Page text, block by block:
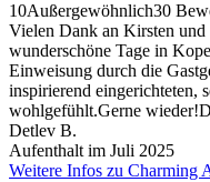
10Außergewöhnlich30
Vielen Dank an Kirsten und
wunderschöne Tage in
Einweisung durch die
inspirierend eingerichteten,
wohlgefühlt.Gerne
Detlev B.
Aufenthalt im Juli 2025
Weitere Infos zu Charming